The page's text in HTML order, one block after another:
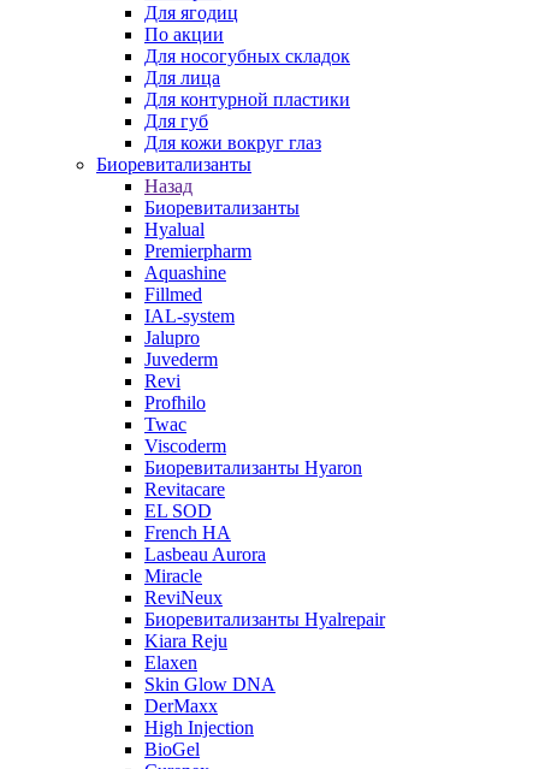
Для ягодиц
По акции
Для носогубных складок
Для лица
Для контурной пластики
Для губ
Для кожи вокруг глаз
Биоревитализанты
Назад
Биоревитализанты
Hyalual
Premierpharm
Aquashine
Fillmed
IAL-system
Jalupro
Juvederm
Revi
Profhilo
Twac
Viscoderm
Биоревитализанты Hyaron
Revitacare
EL SOD
French HA
Lasbeau Aurora
Miracle
ReviNeux
Биоревитализанты Hyalrepair
Kiara Reju
Elaxen
Skin Glow DNA
DerMaxx
High Injection
BioGel